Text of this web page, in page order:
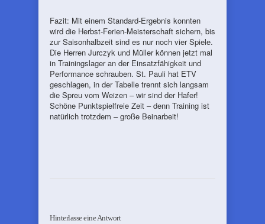
Fazit: Mit einem Standard-Ergebnis konnten
wird die Herbst-Ferien-Meisterschaft sichern, bis
zur Saisonhalbzeit sind es nur noch vier Spiele.
Die Herren Jurczyk und Müller können jetzt mal
in Trainingslager an der Einsatzfähigkeit und
Performance schrauben. St. Pauli hat ETV
geschlagen, in der Tabelle trennt sich langsam
die Spreu vom Weizen – wir sind der Hafer!
Schöne Punktspielfreie Zeit – denn Training ist
natürlich trotzdem – große Beinarbeit!
Hinterlasse eine Antwort